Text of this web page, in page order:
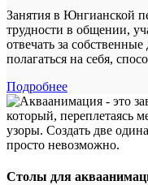
Занятия в Юнгианской
трудности в общении,
отвечать за
полагаться на себя,
Подробнее
Столы для